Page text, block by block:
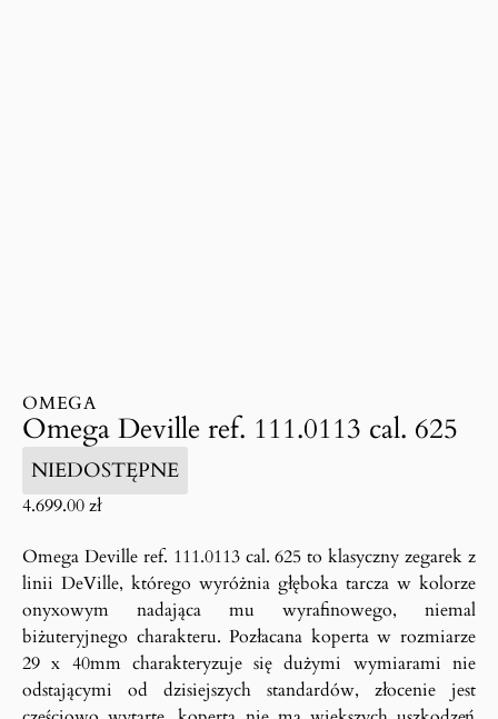
OMEGA
Omega Deville ref. 111.0113 cal. 625
NIEDOSTĘPNE
4.699.00zł
Omega Deville ref. 111.0113 cal. 625 to klasyczny zegarek z
linii DeVille, którego wyróżnia głęboka tarcza w kolorze
onyxowym nadająca mu wyrafinowego, niemal
biżuteryjnego charakteru. Pozłacana koperta w rozmiarze
29 x 40mm charakteryzuje się dużymi wymiarami nie
odstającymi od dzisiejszych standardów, złocenie jest